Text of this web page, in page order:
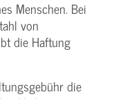
Menschen. Bei
von
die Haftung
die